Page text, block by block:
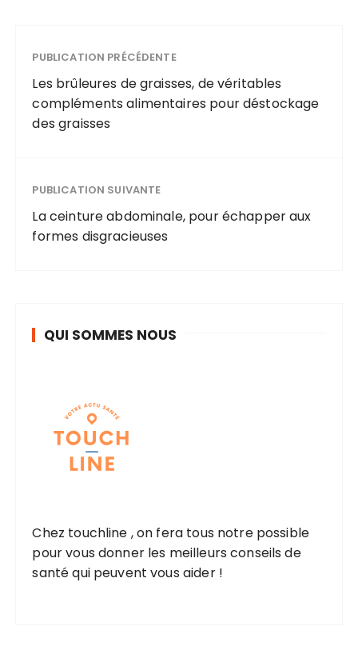
pour
déstockage
des graisses
PUBLICATION PRÉCÉDENTE
Les brûleures de graisses, de véritables
compléments alimentaires pour déstockage
des graisses
PUBLICATION SUIVANTE
La ceinture abdominale, pour échapper aux
formes disgracieuses
QUI SOMMES NOUS
Chez touchline , on fera tous notre possible
pour vous donner les meilleurs conseils de
santé qui peuvent vous aider !